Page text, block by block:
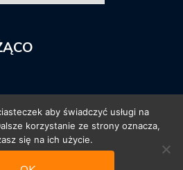
aby świadczyć usługi na
korzystanie ze strony oznacza,
się na ich użycie.